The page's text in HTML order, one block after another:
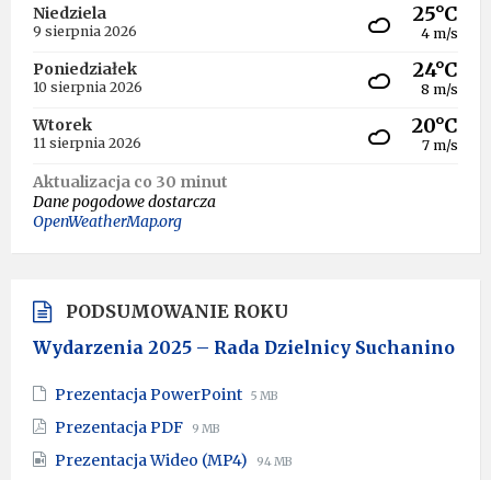
Niedziela
9 sierpnia 2026
25°C
4 m/s
Poniedziałek
10 sierpnia 2026
24°C
8 m/s
Wtorek
11 sierpnia 2026
20°C
7 m/s
Aktualizacja co 30 minut
Dane pogodowe dostarcza
OpenWeatherMap.org
PODSUMOWANIE ROKU
Wydarzenia 2025 – Rada Dzielnicy Suchanino
Prezentacja PowerPoint File
File
5 MB
Prezentacja PDF File
pdf
File
9 MB
Prezentacja Wideo (MP4) File
File
94 MB